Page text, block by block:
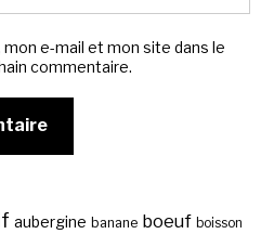
e-mail et mon site dans le
commentaire.
aubergine banane boeuf boisson